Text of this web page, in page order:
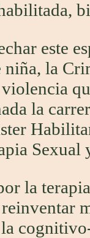
este
niña, la
la
Sexual
la